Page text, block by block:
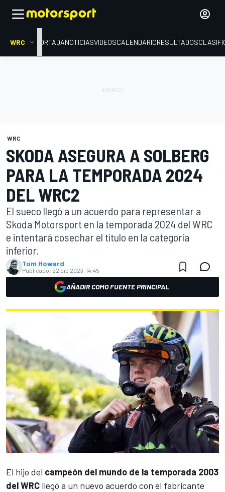
WRC PORTADANOTICIASVIDEOSCALENDARIORESULTADOS
WRC
SKODA ASEGURA A SOLBERG
PARA LA TEMPORADA 2024
DEL WRC2
El sueco llegó a un acuerdo para representar a
Skoda Motorsport en la temporada 2024 del WRC
e intentará cosechar el título en la categoría
inferior.
Tom Howard
Publicado: 22 dic 2023, 14:45
AÑADIR COMO FUENTE PRINCIPAL
El hijo del campeón del mundo de la temporada 2003
del WRC llegó a un nuevo acuerdo con el fabricante